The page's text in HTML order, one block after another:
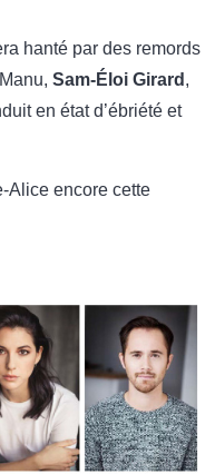
hanté par des remords
Sam-Éloi Girard ,
en état d’ébriété et
Alice encore cette